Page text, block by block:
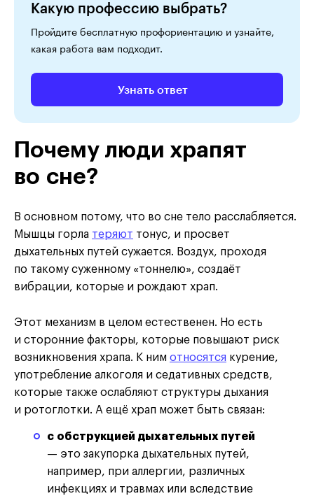
Какую профессию выбрать?
Пройдите бесплатную профориентацию и узнайте,
какая работа вам подходит.
Узнать ответ
Почему люди храпят
во сне?
В основном потому, что во сне тело расслабляется.
Мышцы горла теряют тонус, и просвет
дыхательных путей сужается. Воздух, проходя
по такому суженному «тоннелю», создаёт
вибрации, которые и рождают храп.
Этот механизм в целом естественен. Но есть
и сторонние факторы, которые повышают риск
возникновения храпа. К ним относятся курение,
употребление алкоголя и седативных средств,
которые также ослабляют структуры дыхания
и ротоглотки. А ещё храп может быть связан:
с обструкцией дыхательных путей
— это закупорка дыхательных путей,
например, при аллергии, различных
инфекциях и травмах или вследствие